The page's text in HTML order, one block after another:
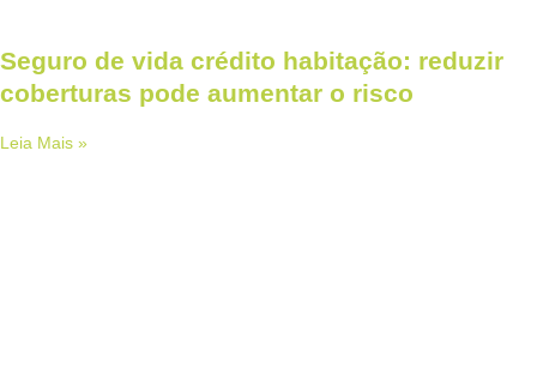
Seguro de vida crédito habitação: reduzir
coberturas pode aumentar o risco
Leia Mais »